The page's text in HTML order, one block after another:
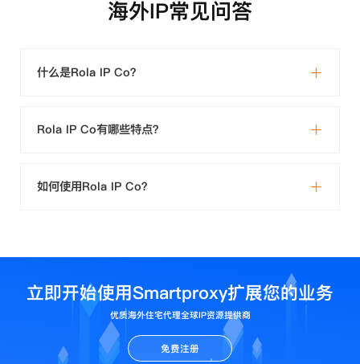
海外IP常见问答
什么是Rola IP Co？
Rola IP Co有哪些特点？
如何使用Rola IP Co？
立即开始使用Smartproxy扩展您的业务
优质海外住宅代理全球IP资源提供商
免费注册